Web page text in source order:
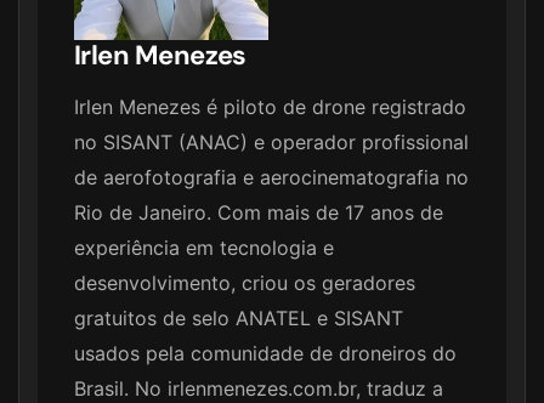
Irlen Menezes
Irlen Menezes é piloto de drone registrado
no SISANT (ANAC) e operador profissional
de aerofotografia e aerocinematografia no
Rio de Janeiro. Com mais de 17 anos de
experiência em tecnologia e
desenvolvimento, criou os geradores
gratuitos de selo ANATEL e SISANT
usados pela comunidade de droneiros do
Brasil. No irlenmenezes.com.br, traduz a